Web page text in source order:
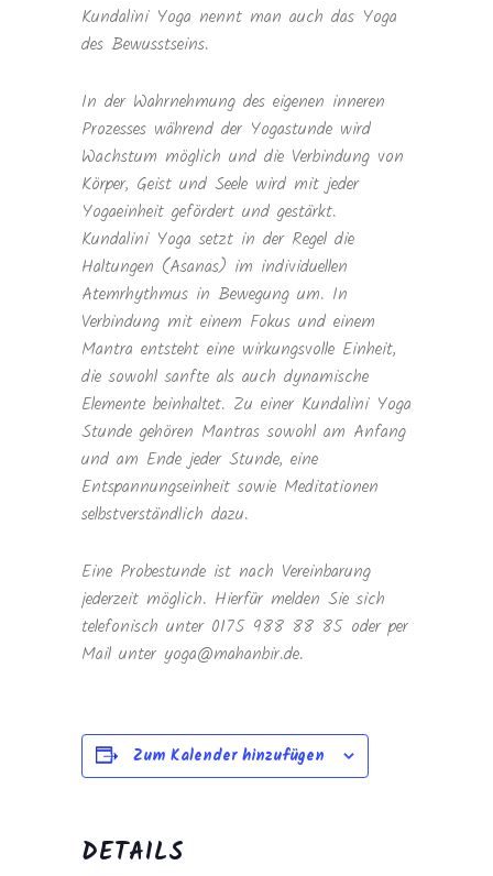
Kundalini Yoga nennt man auch das Yoga
des Bewusstseins.
In der Wahrnehmung des eigenen inneren
Prozesses während der Yogastunde wird
Wachstum möglich und die Verbindung von
Körper, Geist und Seele wird mit jeder
Yogaeinheit gefördert und gestärkt.
Kundalini Yoga setzt in der Regel die
Haltungen (Asanas) im individuellen
Atemrhythmus in Bewegung um. In
Verbindung mit einem Fokus und einem
Mantra entsteht eine wirkungsvolle Einheit,
die sowohl sanfte als auch dynamische
Elemente beinhaltet. Zu einer Kundalini Yoga
Stunde gehören Mantras sowohl am Anfang
und am Ende jeder Stunde, eine
Entspannungseinheit sowie Meditationen
selbstverständlich dazu.
Eine Probestunde ist nach Vereinbarung
jederzeit möglich. Hierfür melden Sie sich
telefonisch unter 0175 988 88 85 oder per
Mail unter yoga@mahanbir.de.
Zum Kalender hinzufügen
DETAILS